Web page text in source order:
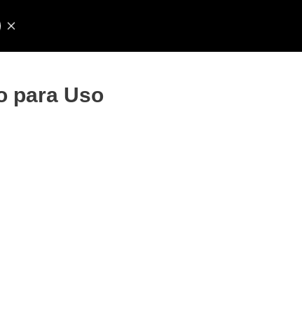
para Nick
para Uso